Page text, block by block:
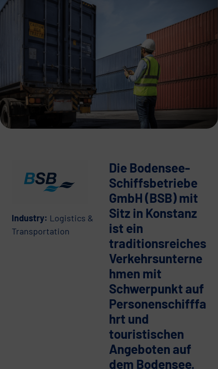
Industry: Logistics &
Transportation
Die Bodensee-
Schiffsbetriebe
GmbH (BSB) mit
Sitz in Konstanz
ist ein
traditionsreiches
Verkehrsunterne
hmen mit
Schwerpunkt auf
Personenschifffa
hrt und
touristischen
Angeboten auf
dem Bodensee.